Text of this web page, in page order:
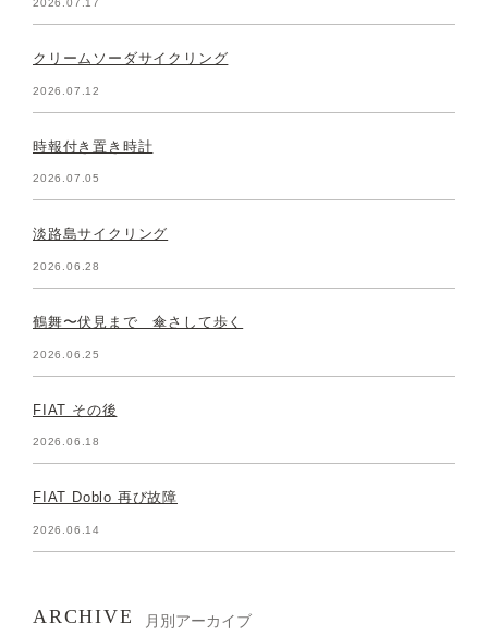
2026.07.17
クリームソーダサイクリング
2026.07.12
時報付き置き時計
2026.07.05
淡路島サイクリング
2026.06.28
鶴舞〜伏見まで 傘さして歩く
2026.06.25
FIAT その後
2026.06.18
FIAT Doblo 再び故障
2026.06.14
ARCHIVE 月別アーカイブ